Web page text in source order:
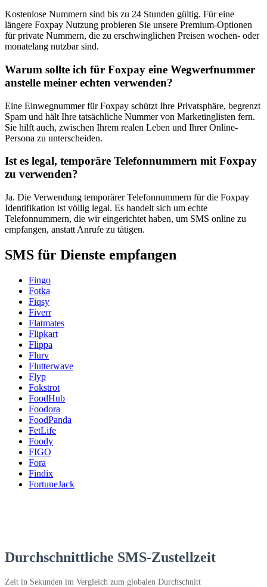
Kostenlose Nummern sind bis zu 24 Stunden gültig. Für eine
längere Foxpay Nutzung probieren Sie unsere Premium-Optionen
für private Nummern, die zu erschwinglichen Preisen wochen- oder
monatelang nutzbar sind.
Warum sollte ich für Foxpay eine Wegwerfnummer
anstelle meiner echten verwenden?
Eine Einwegnummer für Foxpay schützt Ihre Privatsphäre, begrenzt
Spam und hält Ihre tatsächliche Nummer von Marketinglisten fern.
Sie hilft auch, zwischen Ihrem realen Leben und Ihrer Online-
Persona zu unterscheiden.
Ist es legal, temporäre Telefonnummern mit Foxpay
zu verwenden?
Ja. Die Verwendung temporärer Telefonnummern für die Foxpay
Identifikation ist völlig legal. Es handelt sich um echte
Telefonnummern, die wir eingerichtet haben, um SMS online zu
empfangen, anstatt Anrufe zu tätigen.
SMS für Dienste empfangen
Fingo
Fotka
Fiqsy
Fiverr
Flatmates
Flipkart
Flippa
Flurv
Flutterwave
Flyp
Fokstrot
FoodHub
Foodora
FoodPanda
FetLife
Foody
FIGO
Fora
Findix
FortuneJack
Durchschnittliche SMS-Zustellzeit
Zeit in Sekunden im Vergleich zum globalen Durchschnitt